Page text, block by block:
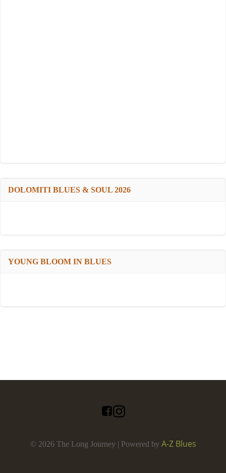
DOLOMITI BLUES & SOUL 2026
YOUNG BLOOM IN BLUES
© 2026 The Long Journey | Powered by A-Z Blues